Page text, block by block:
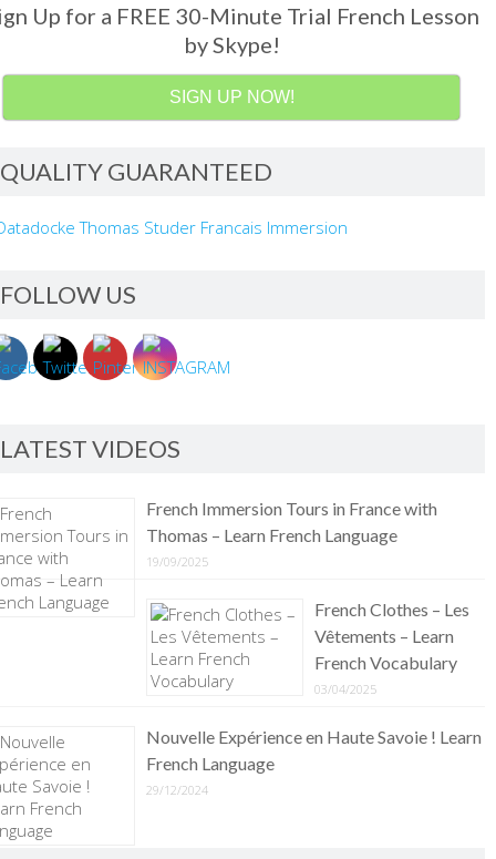
Up for a FREE 30-Minute Trial French Lesson
by Skype!
SIGN UP NOW!
QUALITY GUARANTEED
FOLLOW US
LATEST VIDEOS
French Immersion Tours in France with
Thomas – Learn French Language
19/09/2025
French Clothes – Les
Vêtements – Learn
French Vocabulary
03/04/2025
Nouvelle Expérience en Haute Savoie ! Learn
French Language
29/12/2024